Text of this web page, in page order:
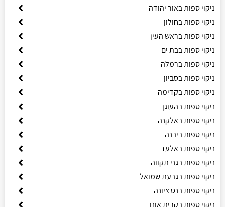
ניקוי ספות באור יהודה
ניקוי ספות בחולון
ניקוי ספות בראש העין
ניקוי ספות בבת ים
ניקוי ספות ברמלה
ניקוי ספות בסביון
ניקוי ספות בקדימה
ניקוי ספות בהעוגן
ניקוי ספות באלקנה
ניקוי ספות ביבנה
ניקוי ספות באלעד
ניקוי ספות בגני תקווה
ניקוי ספות בגבעת שמואל
ניקוי ספות בנס ציונה
ניקוי ספות בקרית אונו